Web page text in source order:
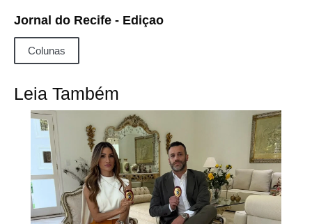
Jornal do Recife - Ediçao
Colunas
Leia Também